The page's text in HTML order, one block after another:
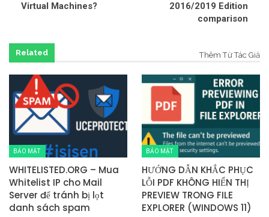
Virtual Machines?
2016/2019 Edition
comparison
Related Thêm Từ Tác Giả
BẢO MẬT
WHITELISTED.ORG – Mua
Whitelist IP cho Mail
Server để tránh bị lọt
danh sách spam
BẢO MẬT
HƯỚNG DẪN KHẮC PHỤC
LỖI PDF KHÔNG HIỂN THỊ
PREVIEW TRONG FILE
EXPLORER (WINDOWS 11)